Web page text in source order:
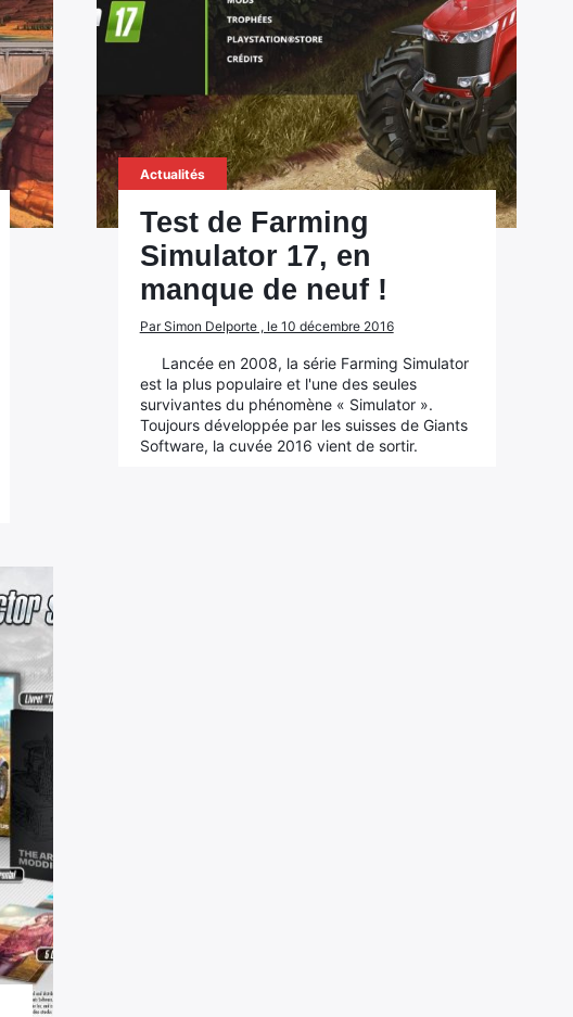
Actualités
Test de Farming
Simulator 17, en
manque de neuf !
Par Simon Delporte , le 10 décembre 2016
Lancée en 2008, la série Farming Simulator
est la plus populaire et l'une des seules
survivantes du phénomène « Simulator ».
Toujours développée par les suisses de Giants
Software, la cuvée 2016 vient de sortir.